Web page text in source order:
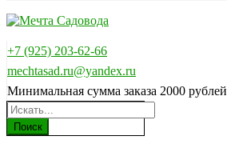
+7 (925) 203-62-66
mechtasad.ru@yandex.ru
Минимальная сумма заказа 2000 рублей
Поиск